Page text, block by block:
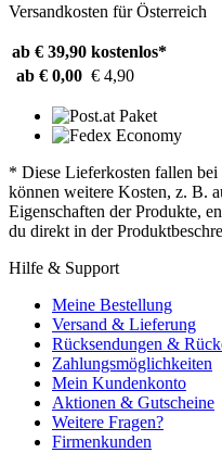
Versandkosten für Österreich
ab € 39,90 kostenlos*
ab € 0,00 € 4,90
* Diese Lieferkosten fallen bei
können weitere Kosten, z. B.
Eigenschaften der Produkte,
du direkt in der
Hilfe & Support
Meine Bestellung
Versand & Lieferung
Rücksendungen &
Zahlungsmöglichkeiten
Mein Kundenkonto
Aktionen & Gutscheine
Weitere Fragen?
Firmenkunden